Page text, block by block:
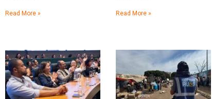
Read More » Read More »